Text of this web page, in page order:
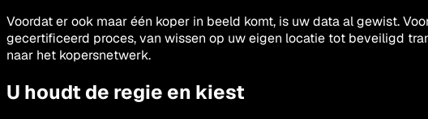
Voordat er ook maar één koper in beeld komt, is uw data al gewist.
gecertificeerd proces, van wissen op uw eigen locatie tot beveiligd
naar het kopersnetwerk.
U houdt de regie en kiest